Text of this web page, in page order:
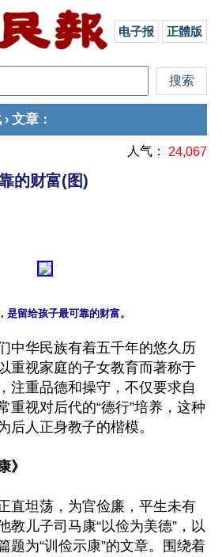
电子报 正體版
› 文章 ：
人气： 24,067
的财富(图)
中华民族有着五千年的悠久历
重视家庭的子女教育而著称于
注重品德和操守，不仅要求自
重视对后代的“德行”培养，这种
后人正身教子的楷模。
》
直坦荡，为官俭廉，平生未有
教儿子司马康“以俭为美德”，以
题为“训俭示康”的文章。围绕着